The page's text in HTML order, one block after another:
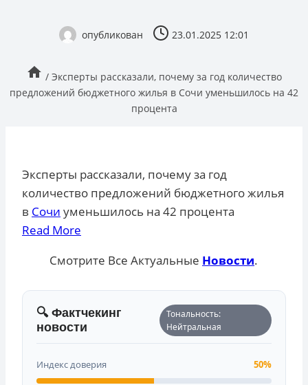
опубликован 23.01.2025 12:01
/ Эксперты рассказали, почему за год количество
предложений бюджетного жилья в Сочи уменьшилось на 42
процента
Эксперты рассказали, почему за год
количество предложений бюджетного жилья
в Сочи уменьшилось на 42 процента
Read More
Смотрите Все Актуальные Новости.
🔍 Фактчекинг
новости
Тональность:
Нейтральная
Индекс доверия 50%